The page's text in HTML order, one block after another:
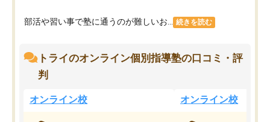
部活や習い事で塾に通うのが難しいお... 続きを読む
トライのオンライン個別指導塾の口コミ・評
判
オンライン校 オンライン校